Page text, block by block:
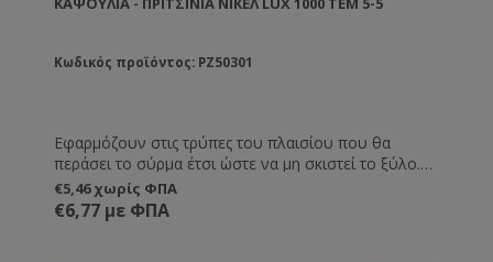
Κωδικός προϊόντος: PZ50301
Εφαρμόζουν στις τρύπες του πλαισίου που θα
περάσει το σύρμα έτσι ώστε να μη σκιστεί το ξύλο.
Το σύρμα των πλαισίων λόγω του τεντώματος και
λόγω του βάρους της κηρήθρας έχει την τάση να
εισχωρεί μέσα στο ξύλο. Έτσι το σύρμα χαλαρώνει
€5,46 χωρίς ΦΠΑ
€6,77 με ΦΠΑ